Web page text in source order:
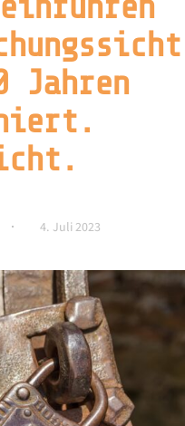
4. Juli 2023